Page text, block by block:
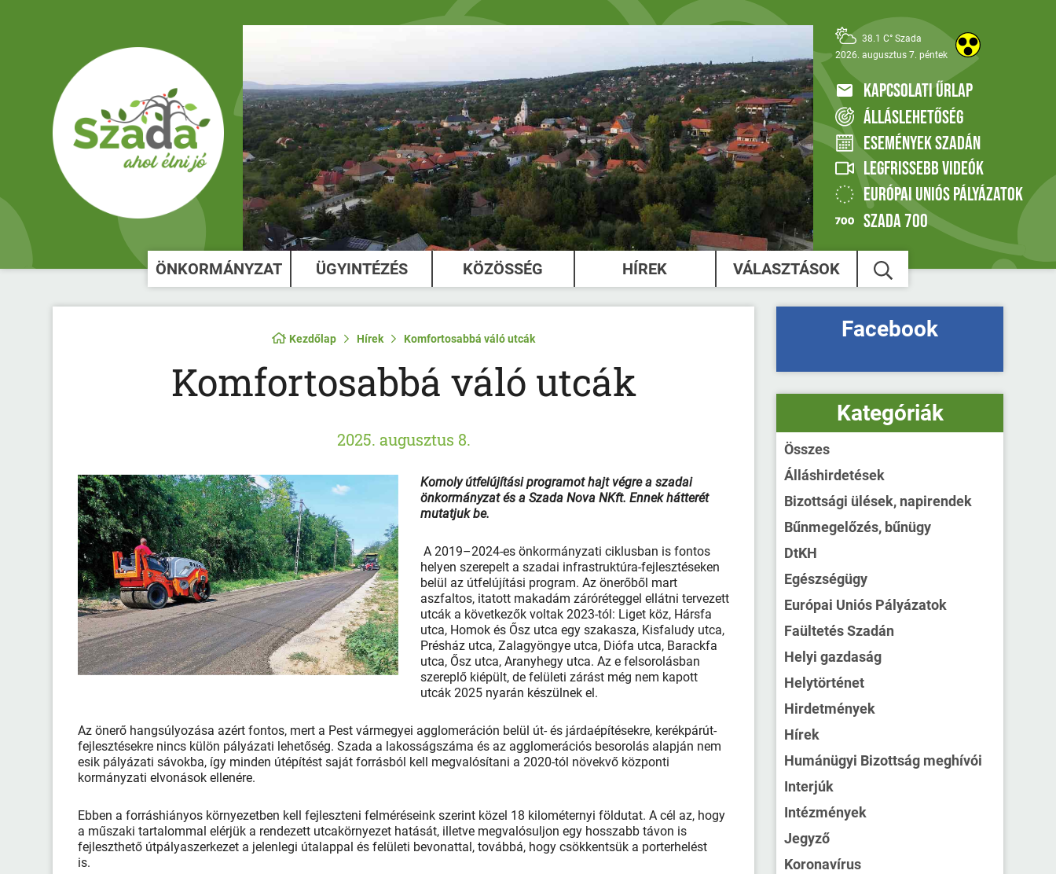
38.1 C° Szada
2026. augusztus 7. péntek
KAPCSOLATI ŰRLAP
ÁLLÁSLEHETŐSÉG
ESEMÉNYEK SZADÁN
LEGFRISSEBB VIDEÓK
EURÓPAI UNIÓS PÁLYÁZATOK
SZADA 700
ÖNKORMÁNYZAT ÜGYINTÉZÉS KÖZÖSSÉG HÍREK VÁLASZTÁSOK
Kezdőlap Hírek Komfortosabbá váló utcák
Komfortosabbá váló utcák
2025. augusztus 8.
Komoly útfelújítási programot hajt végre a szadai
önkormányzat és a Szada Nova NKft. Ennek hátterét
mutatjuk be.
A 2019–2024-es önkormányzati ciklusban is fontos
helyen szerepelt a szadai infrastruktúra-fejlesztéseken
belül az útfelújítási program. Az önerőből mart
aszfaltos, itatott makadám záróréteggel ellátni tervezett
utcák a következők voltak 2023-tól: Liget köz, Hársfa
utca, Homok és Ősz utca egy szakasza, Kisfaludy utca,
Présház utca, Zalagyöngye utca, Diófa utca, Barackfa
utca, Ősz utca, Aranyhegy utca. Az e felsorolásban
szereplő kiépült, de felületi zárást még nem kapott
utcák 2025 nyarán készülnek el.
Az önerő hangsúlyozása azért fontos, mert a Pest vármegyei agglomeráción belül út- és járdaépítésekre, kerékpárút-
fejlesztésekre nincs külön pályázati lehetőség. Szada a lakosságszáma és az agglomerációs besorolás alapján nem
esik pályázati sávokba, így minden útépítést saját forrásból kell megvalósítani a 2020-tól növekvő központi
kormányzati elvonások ellenére.
Ebben a forráshiányos környezetben kell fejleszteni felméréseink szerint közel 18 kilométernyi földutat. A cél az, hogy
a műszaki tartalommal elérjük a rendezett utcakörnyezet hatását, illetve megvalósuljon egy hosszabb távon is
fejleszthető útpályaszerkezet a jelenlegi útalappal és felületi bevonattal, továbbá, hogy csökkentsük a porterhelést
is.
Facebook
Kategóriák
Összes
Álláshirdetések
Bizottsági ülések, napirendek
Bűnmegelőzés, bűnügy
DtKH
Egészségügy
Európai Uniós Pályázatok
Faültetés Szadán
Helyi gazdaság
Helytörténet
Hirdetmények
Hírek
Humánügyi Bizottság meghívói
Interjúk
Intézmények
Jegyző
Koronavírus